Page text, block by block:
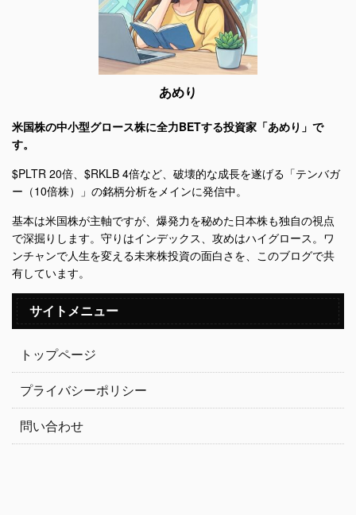
あめり
米国株の中小型グロース株に全力BETする投資家「あめり」で
す。
$PLTR 20倍、$RKLB 4倍など、破壊的な成長を遂げる「テンバガ
ー（10倍株）」の銘柄分析をメインに発信中。
基本は米国株が主軸ですが、爆発力を秘めた日本株も独自の視点
で深掘りします。守りはインデックス、攻めはハイグロース。ワ
ンチャンで人生を変える未来株投資の面白さを、このブログで共
有しています。
サイトメニュー
トップページ
プライバシーポリシー
問い合わせ